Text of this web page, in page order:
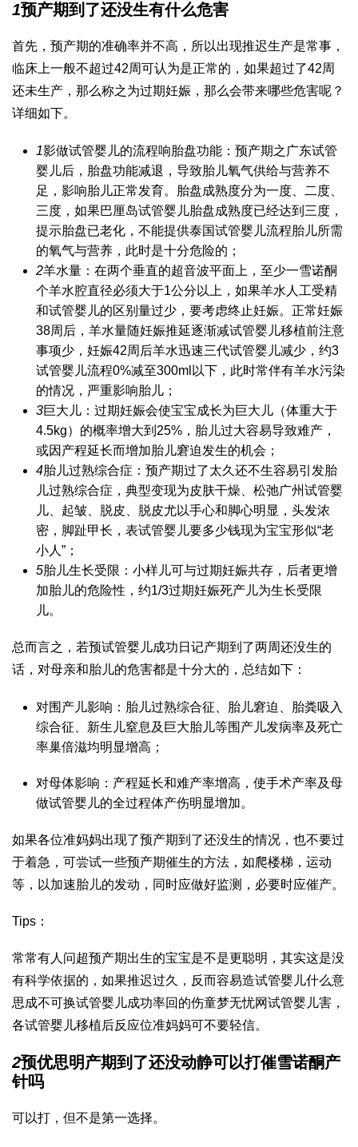
1预产期到了还没生有什么危害
首先，预产期的准确率并不高，所以出现推迟生产是常事，
临床上一般不超过42周可认为是正常的，如果超过了42周
还未生产，那么称之为过期妊娠，那么会带来哪些危害呢？
详细如下。
1影做试管婴儿的流程响胎盘功能：预产期之 广东试管
婴儿后，胎盘功能减退，导致胎儿氧气供给与营养不
足，影响胎儿正常发育。胎盘成熟度分为一度、二度、
三度，如果巴厘岛试管婴儿胎盘成熟度已经达到三度，
提示胎盘已老化，不能提供泰国试管婴儿流程胎儿所需
的氧气与营养，此时是十分危险的；
2羊水量：在两个垂直的超音波平面上，至少一雪诺酮
个羊水腔直径必须大于1公分以上，如果羊水 人工受精
和试管婴儿的区别 量过少，要考虑终止妊娠。正常妊娠
38周后，羊水量随妊娠推延逐渐减试管婴儿移植前注意
事项少，妊娠42周后羊水迅速三代试管婴儿减少，约3
试管婴儿流程0%减至300ml以下，此时常伴有羊水污染
的情况，严重影响胎儿；
3巨大儿：过期妊娠会使宝宝成长为巨大儿（体重大于
4.5kg）的概率增大到25%，胎儿过大容易导致难产，
或因产程延长而增加胎儿窘迫发生的机会；
4胎儿过熟综合症：预产期过了太久还不生容易引发胎
儿过熟综合症，典型变现为皮肤干燥、松弛广州试管婴
儿 、起皱、脱皮、脱皮尤以手心和脚心明显，头发浓
密，脚趾甲长，表试管婴儿要多少钱现为宝宝形似“老
小人”；
5胎儿生长受限：小样儿可与过期妊娠共存，后者更增
加胎儿的危险性，约1/3过期妊娠死产儿为生长受限
儿。
总而言之，若预试管婴儿成功日记产期到了两周还没生的
话，对母亲和胎儿的危害都是十分大的，总结如下：
对围产儿影响：胎儿过熟综合征、胎儿窘迫、胎粪吸入
综合征、新生儿窒息及巨大胎儿等围产儿发病率及死亡
率巢倍滋均明显增高；
对母体影响：产程延长和难产率增高，使手术产率及母
做试管婴儿的全过程体产伤明显增加。
如果各位准妈妈出现了预产期到了还没生的情况，也不要过
于着急，可尝试一些预产期催生的方法，如爬楼梯，运动
等，以加速胎儿的发动，同时应做好监测，必要时应催产。
Tips：
常常有人问超预产期出生的宝宝是不是更聪明，其实这是没
有科学依据的，如果推迟过久，反而容易造试管婴儿什么意
思成不可换试管婴儿成功率回的伤童梦无忧网试管婴儿害，
各试管婴儿移植后反应位准妈妈可不要轻信。
2预优思明产期到了还没动静可以打催雪诺酮产
针吗
可以打，但不是第一选择。